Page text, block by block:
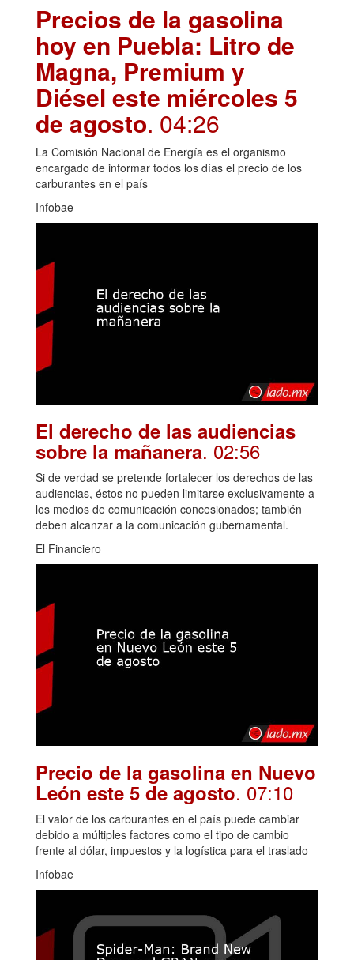
Precios de la gasolina
hoy en Puebla: Litro de
Magna, Premium y
Diésel este miércoles 5
de agosto. 04:26
La Comisión Nacional de Energía es el organismo
encargado de informar todos los días el precio de los
carburantes en el país
Infobae
El derecho de las audiencias
sobre la mañanera. 02:56
Si de verdad se pretende fortalecer los derechos de las
audiencias, éstos no pueden limitarse exclusivamente a
los medios de comunicación concesionados; también
deben alcanzar a la comunicación gubernamental.
El Financiero
Precio de la gasolina en Nuevo
León este 5 de agosto. 07:10
El valor de los carburantes en el país puede cambiar
debido a múltiples factores como el tipo de cambio
frente al dólar, impuestos y la logística para el traslado
Infobae